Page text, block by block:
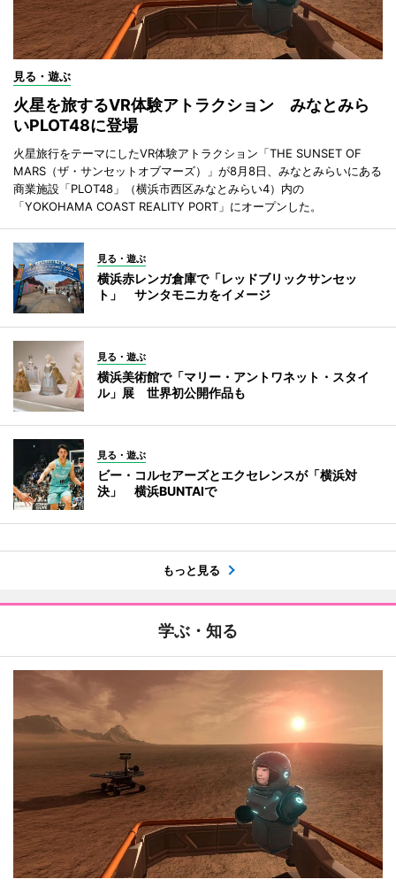
見る・遊ぶ
火星を旅するVR体験アトラクション みなとみら
いPLOT48に登場
火星旅行をテーマにしたVR体験アトラクション「THE SUNSET OF
MARS（ザ・サンセットオブマーズ）」が8月8日、みなとみらいにある
商業施設「PLOT48」（横浜市西区みなとみらい4）内の
「YOKOHAMA COAST REALITY PORT」にオープンした。
見る・遊ぶ
横浜赤レンガ倉庫で「レッドブリックサンセッ
ト」 サンタモニカをイメージ
見る・遊ぶ
横浜美術館で「マリー・アントワネット・スタイ
ル」展 世界初公開作品も
見る・遊ぶ
ビー・コルセアーズとエクセレンスが「横浜対
決」 横浜BUNTAIで
もっと見る
学ぶ・知る